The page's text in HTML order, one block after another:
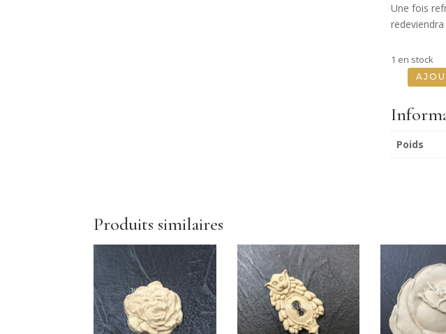
Une fois
1 en stock
quantité
Ensemble
De
Deux
Two
Decorative
Scrolls
WUB1322-
4
26
Poids
Produits similaires